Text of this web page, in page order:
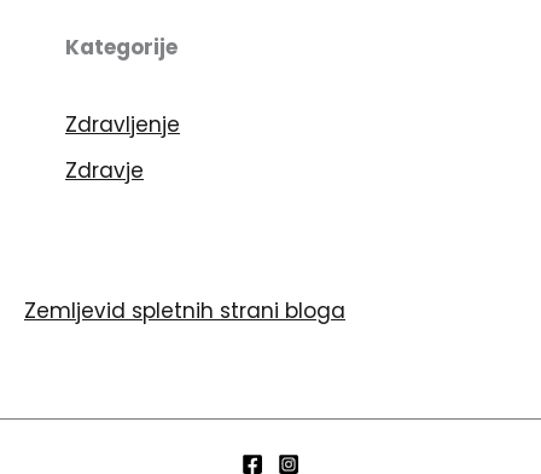
Kategorije
Zdravljenje
Zdravje
Zemljevid spletnih strani bloga